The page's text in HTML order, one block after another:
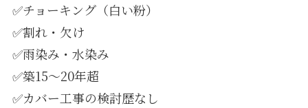
✅チョーキング（白い粉）
✅割れ・欠け
✅雨染み・水染み
✅築15〜20年超
✅カバー工事の検討歴なし